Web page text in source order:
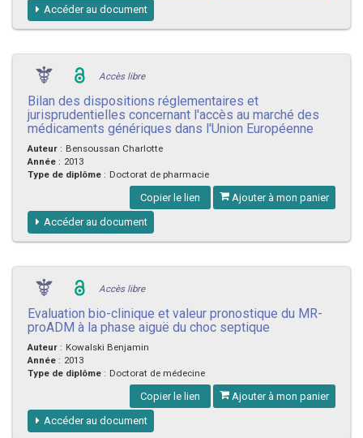
Accéder au document
Accès libre
Bilan des dispositions réglementaires et
jurisprudentielles concernant l'accès au marché des
médicaments génériques dans l'Union Européenne
Auteur : Bensoussan Charlotte
Année : 2013
Type de diplôme : Doctorat de pharmacie
Copier le lien Ajouter à mon panier
Accéder au document
Accès libre
Evaluation bio-clinique et valeur pronostique du MR-
proADM à la phase aiguë du choc septique
Auteur : Kowalski Benjamin
Année : 2013
Type de diplôme : Doctorat de médecine
Copier le lien Ajouter à mon panier
Accéder au document